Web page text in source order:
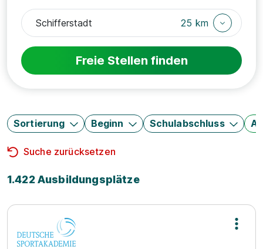
25 km
Freie Stellen finden
Sortierung Beginn Schulabschluss
Suche zurücksetzen
1.422 Ausbildungsplätze